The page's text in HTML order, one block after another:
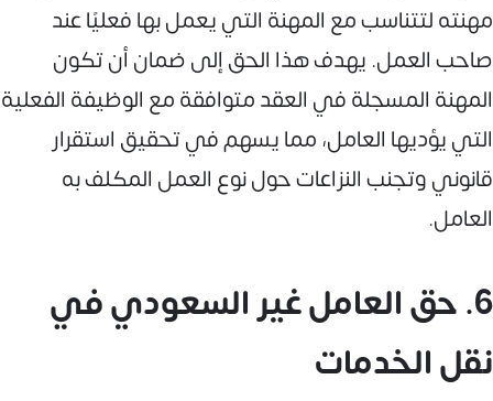
مهنته لتتناسب مع المهنة التي يعمل بها فعليًا عند
صاحب العمل. يهدف هذا الحق إلى ضمان أن تكون
المهنة المسجلة في العقد متوافقة مع الوظيفة الفعلية
التي يؤديها العامل، مما يسهم في تحقيق استقرار
قانوني وتجنب النزاعات حول نوع العمل المكلف به
العامل.
6. حق العامل غير السعودي في
نقل الخدمات